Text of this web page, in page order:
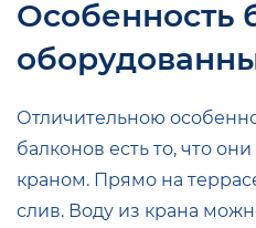
Особенность
Отличительною
балконов есть то, что
краном. Прямо на
слив. Воду из крана